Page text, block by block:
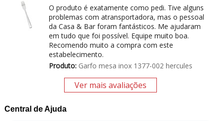
O produto é exatamente como pedi. Tive alguns
problemas com atransportadora, mas o pessoal
da Casa & Bar foram fantásticos. Me ajudaram
em tudo que foi possível. Equipe muito boa.
Recomendo muito a compra com este
estabelecimento.
Produto:Garfo mesa inox 1377-002 hercules
Ver mais avaliações
Central de Ajuda